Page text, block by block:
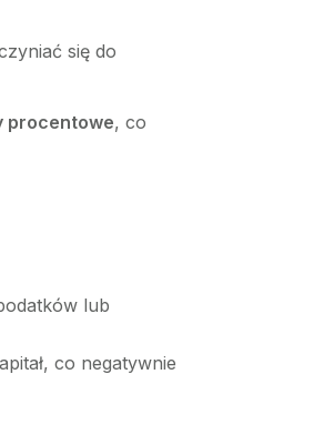
się do
procentowe, co
lub
co negatywnie